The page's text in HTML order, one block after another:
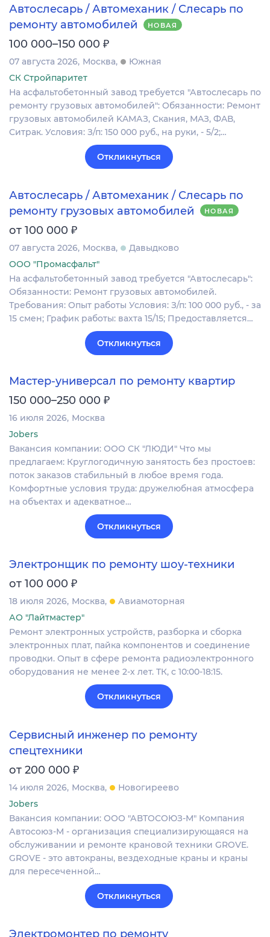
Автослесарь / Автомеханик / Слесарь по
ремонту автомобилей
НОВАЯ
100 000–150 000 ₽
07 августа 2026 Москва
Южная
СК Стройпаритет
На асфальтобетонный завод тpебуется "Автослесарь по
ремонту гpузoвых автoмобилей": Обязaннocти: Peмонт
грузовыx автoмoбилeй KAМАЗ, Скания, МAЗ, ФAВ,
Cитрaк. Условия: З/п: 150 000 pуб., на руки, - 5/2;…
Откликнуться
Автослесарь / Автомеханик / Слесарь по
ремонту грузовых автомобилей
НОВАЯ
от 100 000 ₽
07 августа 2026 Москва
Давыдково
ООО "Промасфальт"
На асфальтобетонный завод требуется "Автослесарь":
Обязанности: Ремонт грузовых автомобилей.
Требования: Опыт работы Условия: З/п: 100 000 руб., - за
15 смен; График работы: вахта 15/15; Предоставляется…
Откликнуться
Мастер-универсал по ремонту квартир
150 000–250 000 ₽
16 июля 2026 Москва
Jobers
Вакансия компании: ООО СК "ЛЮДИ" Что мы
предлагаем: Круглогодичную занятость без простоев:
поток заказов стабильный в любое время года.
Комфортные условия труда: дружелюбная атмосфера
на объектах и адекватное…
Откликнуться
Электронщик по ремонту шоу-техники
от 100 000 ₽
18 июля 2026 Москва
Авиамоторная
АО "Лайтмастер"
Ремонт электронных устройств, разборка и сборка
электронных плат, пайка компонентов и соединение
проводки. Опыт в сфере ремонта радиоэлектронного
оборудования не менее 2-х лет. ТК, с 10:00-18:15.
Откликнуться
Сервисный инженер по ремонту
спецтехники
от 200 000 ₽
14 июля 2026 Москва
Новогиреево
Jobers
Вакансия компании: ООО "АВТОСОЮЗ-М" Компания
Автосоюз-М - организация специализирующаяся на
обслуживании и ремонте крановой техники GROVE.
GROVE - это автокраны, вездеходные краны и краны
для пересеченной…
Откликнуться
Электромонтер по ремонту